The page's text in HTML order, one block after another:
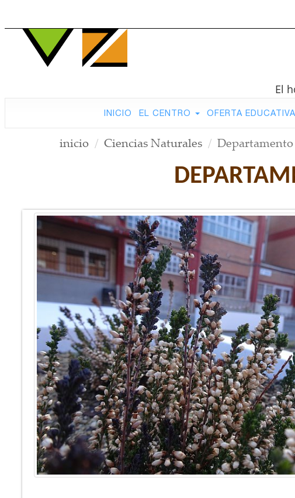
El
INICIO EL CENTRO OFERTA EDUCATIVA
inicio Ciencias Naturales